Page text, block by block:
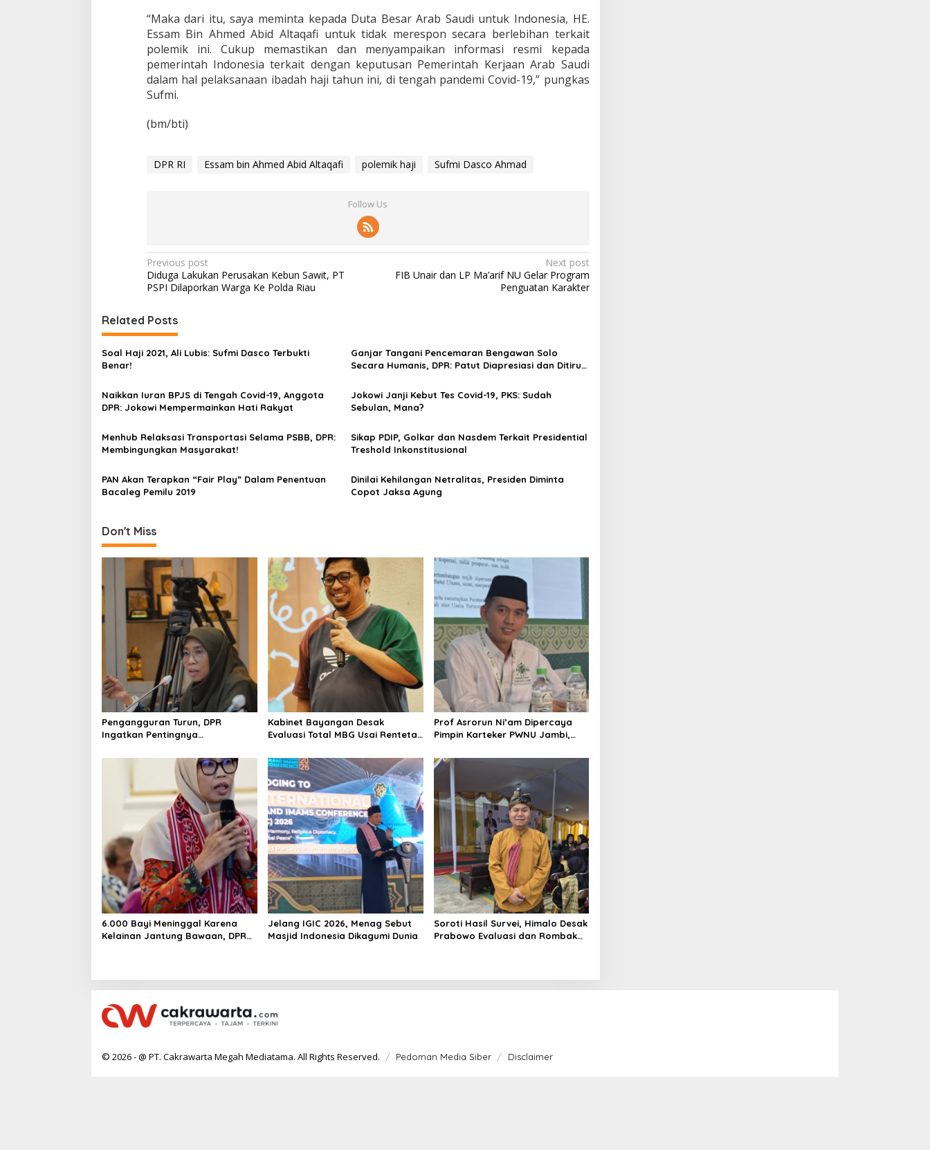
“Maka dari itu, saya meminta kepada Duta Besar Arab Saudi untuk Indonesia, HE.
Essam Bin Ahmed Abid Altaqafi untuk tidak merespon secara berlebihan terkait
polemik ini. Cukup memastikan dan menyampaikan informasi resmi kepada
pemerintah Indonesia terkait dengan keputusan Pemerintah Kerjaan Arab Saudi
dalam hal pelaksanaan ibadah haji tahun ini, di tengah pandemi Covid-19,” pungkas
Sufmi.
(bm/bti)
DPR RI Essam bin Ahmed Abid Altaqafi polemik haji Sufmi Dasco Ahmad
Follow Us
P
o
t
n
a
i
a
t
i
o
Previous post
Diduga Lakukan Perusakan Kebun Sawit, PT
PSPI Dilaporkan Warga Ke Polda Riau
Next post
FIB Unair dan LP Ma’arif NU Gelar Program
Penguatan Karakter
Related Posts
Soal Haji 2021, Ali Lubis: Sufmi Dasco Terbukti
Benar!
Ganjar Tangani Pencemaran Bengawan Solo
Secara Humanis, DPR: Patut Diapresiasi dan Ditiru
Naikkan Iuran BPJS di Tengah Covid-19, Anggota
DPR: Jokowi Mempermainkan Hati Rakyat
Jokowi Janji Kebut Tes Covid-19, PKS: Sudah
Sebulan, Mana?
Menhub Relaksasi Transportasi Selama PSBB, DPR:
Membingungkan Masyarakat!
Sikap PDIP, Golkar dan Nasdem Terkait Presidential
Treshold Inkonstitusional
PAN Akan Terapkan “Fair Play” Dalam Penentuan
Bacaleg Pemilu 2019
Dinilai Kehilangan Netralitas, Presiden Diminta
Copot Jaksa Agung
Don't Miss
Pengangguran Turun, DPR
Ingatkan Pentingnya
Layak
Kabinet Bayangan Desak
Evaluasi Total MBG Usai Rentetan
Prof Asrorun Ni’am Dipercaya
Pimpin Karteker PWNU Jambi,
Kepemimpinan NU
6.000 Bayi Meninggal Karena
Kelainan Jantung Bawaan, DPR
Jelang IGIC 2026, Menag Sebut
Masjid Indonesia Dikagumi Dunia
Soroti Hasil Survei, Himalo Desak
Prabowo Evaluasi dan Rombak
© 2026 - @ PT. Cakrawarta Megah Mediatama. All Rights Reserved. Pedoman Media Siber Disclaimer